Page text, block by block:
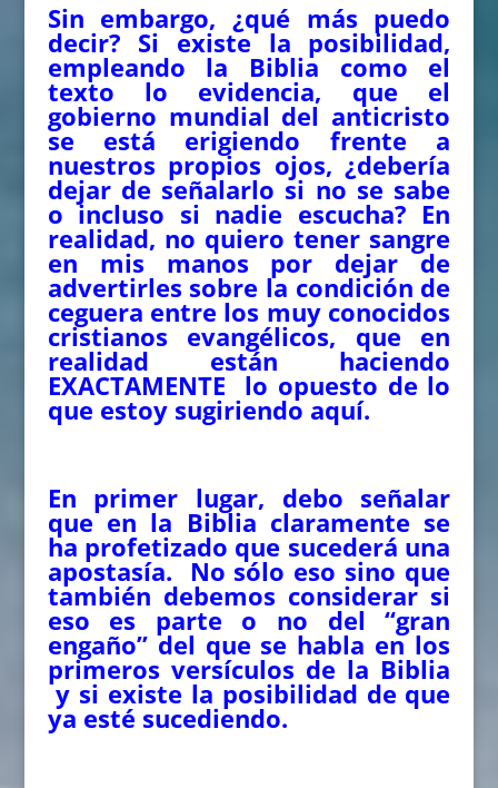
Sin embargo, ¿qué más puedo
decir? Si existe la posibilidad,
empleando la Biblia como el
texto lo evidencia, que el
gobierno mundial del anticristo
se está erigiendo frente a
nuestros propios ojos, ¿debería
dejar de señalarlo si no se sabe
o incluso si nadie escucha? En
realidad, no quiero tener sangre
en mis manos por dejar de
advertirles sobre la condición de
ceguera entre los muy conocidos
cristianos evangélicos, que en
realidad están haciendo
EXACTAMENTE lo opuesto de lo
que estoy sugiriendo aquí.
En primer lugar, debo señalar
que en la Biblia claramente se
ha profetizado que sucederá una
apostasía. No sólo eso sino que
también debemos considerar si
eso es parte o no del “gran
engaño” del que se habla en los
primeros versículos de la Biblia
y si existe la posibilidad de que
ya esté sucediendo.